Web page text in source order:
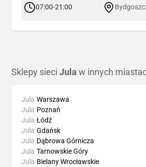
07:00-21:00
Sklepy sieci Jula w innych
Jula Warszawa
Jula Poznań
Jula Łódź
Jula Gdańsk
Jula Dąbrowa Górnicza
Jula Tarnowskie Góry
Jula Bielany Wrocławskie